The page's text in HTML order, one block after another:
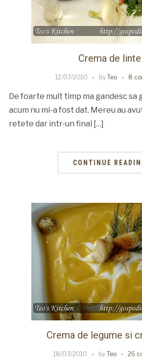
Crema de linte
12/07/2010 by Teo 8
De foarte mult timp ma gandesc sa
acum nu mi-a fost dat. Mereu au
retete dar intr-un final […]
CONTINUE
Crema de legume si
18/03/2010 by Teo 26